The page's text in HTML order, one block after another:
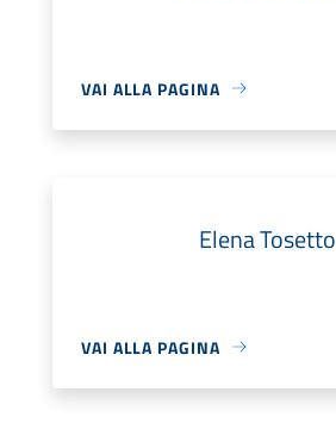
VAI ALLA PAGINA
Elena Tosetto
VAI ALLA PAGINA